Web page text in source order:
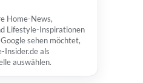
Home-News,
Lifestyle-Inspirationen
sehen möchtet,
Insider.de als
auswählen.